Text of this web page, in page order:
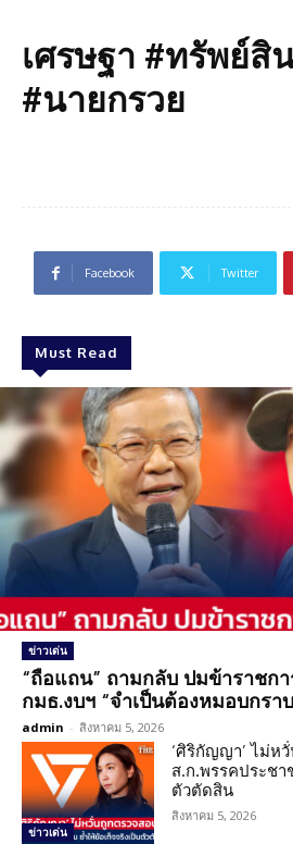
เศรษฐา #ทรัพย์สิ
#นายกรวย
Facebook Twitter
Must Read
ข่าวเด่น
“ถือแถน” ถามกลับ ปมข้าราชกา
กมธ.งบฯ “จำเป็นต้องหมอบกรา
admin - สิงหาคม 5, 2026
ข่าวเด่น
‘ศิริกัญญา’ ไม่ห
ส.ก.พรรคประชา
ตัวตัดสิน
สิงหาคม 5, 2026